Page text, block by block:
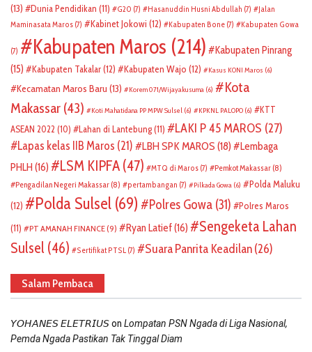
(13)
Dunia Pendidikan (11) G20 (7) Hasanuddin Husni Abdullah (7)
Jalan
Maminasata Maros (7) Kabinet Jokowi (12) Kabupaten Bone (7) Kabupaten Gowa
(7) Kabupaten Maros (214)
Kabupaten Pinrang
(15)
Kabupaten Takalar(12) Kabupaten Wajo (12) Kasus KONI Maros (6)
Kecamatan Maros Baru (13) Korem 071/Wijayakusuma (6)
Kota
Makassar (43) Koti Mahatidana PP MPW Sulsel (6) KPKNL PALOPO (6)
KTT
ASEAN 2022 (10) Lahan di Lantebung(11) LAKI P 45 MAROS (27)
Lapas kelas IIB Maros (21) LBH SPK MAROS (18)
Lembaga
PHLH (16) LSM KIPFA (47) MTQ di Maros (7) Pemkot Makassar (8)
Pengadilan Negeri Makassar (8) pertambangan (7) Pilkada Gowa (6)
Polda Maluku
(12)
Polda Sulsel (69) Polres Gowa (31)
Polres Maros
(11)
PT AMANAH FINANCE(9) Ryan Latief(16)
Sengeketa Lahan
Sulsel (46) Sertifikat PTSL (7) Suara Panrita Keadilan(26)
Salam Pembaca
𝘠𝘖𝘏𝘈𝘕𝘌𝘚 𝘌𝘓𝘌𝘛𝘙𝘐𝘜𝘚on Lompatan PSN Ngada di Liga Nasional,
Pemda Ngada Pastikan Tak Tinggal Diam